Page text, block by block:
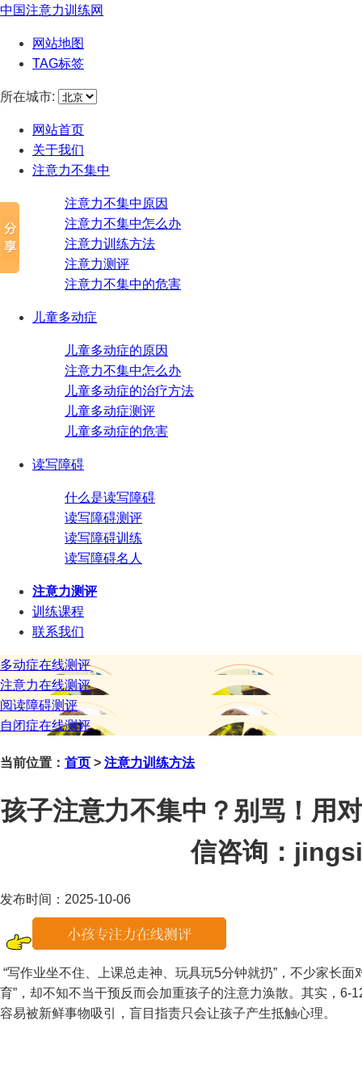
中国注意力训练网
网站地图
TAG标签
所在城市:
网站首页
关于我们
注意力不集中
注意力不集中原因
注意力不集中怎么办
注意力训练方法
注意力测评
注意力不集中的危害
儿童多动症
儿童多动症的原因
注意力不集中怎么办
儿童多动症的治疗方法
儿童多动症测评
儿童多动症的危害
读写障碍
什么是读写障碍
读写障碍测评
读写障碍训练
读写障碍名人
注意力测评
训练课程
联系我们
多动症在线测评
注意力在线测评
阅读障碍测评
自闭症在线测评
当前位置： 首页 > 注意力训练方法
孩子注意力不集中？别骂！用
信咨询：
发布时间：2025-10-06
“写作业坐不住、上课总走神、玩具玩5分钟就扔”，不少家长
育”，却不知不当干预反而会加重孩子的注意力涣散。其实，6-
容易被新鲜事物吸引，盲目指责只会让孩子产生抵触心理。